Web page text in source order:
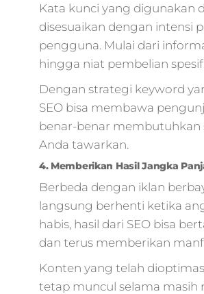
Kata kunci yang digunakan
disesuaikan dengan intensi
pengguna. Mulai dari
hingga niat pembelian
Dengan strategi keyword
SEO bisa membawa
benar-benar membutuhkan
Anda tawarkan.
4. Memberikan Hasil Jangka
Berbeda dengan iklan
langsung berhenti ketika
habis, hasil dari SEO bisa
dan terus memberikan
Konten yang telah
tetap muncul selama masih